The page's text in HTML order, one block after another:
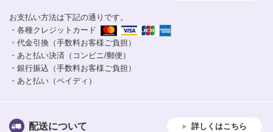
お支払い方法は下記の通りです。
・各種クレジットカード
・代金引換（手数料お客様ご負担）
・あと払い決済（コンビニ/郵便）
・銀行振込（手数料お客様ご負担）
・あと払い（ペイディ）
配送について 詳しくはこちら